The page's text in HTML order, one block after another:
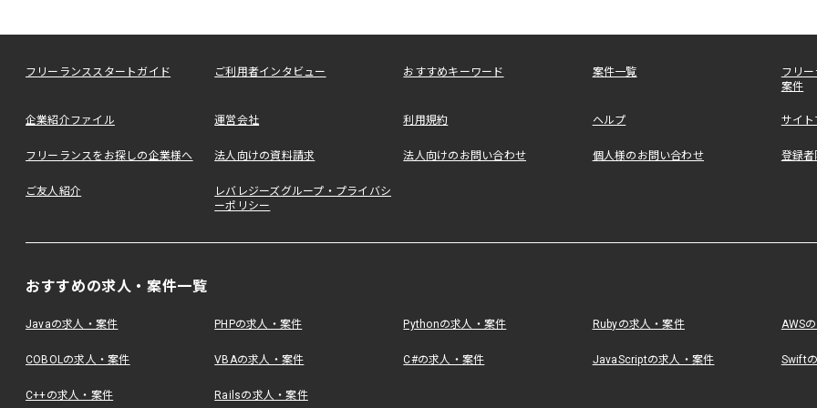
フリーランススタートガイド ご利用者インタビュー おすすめキーワード 案件一覧
フリ
案件
企業紹介ファイル 運営会社 利用規約 ヘルプ サイ
フリーランスをお探しの企業様へ 法人向けの資料請求 法人向けのお問い合わせ 個人様のお問い合わせ 登録者
ご友人紹介
レバレジーズグループ・プライバシ
ーポリシー
おすすめの求人・案件一覧
Javaの求人・案件 PHPの求人・案件 Pythonの求人・案件 Rubyの求人・案件 AWS
COBOLの求人・案件 VBAの求人・案件 C#の求人・案件 JavaScriptの求人・案件 Swift
C++の求人・案件 Railsの求人・案件